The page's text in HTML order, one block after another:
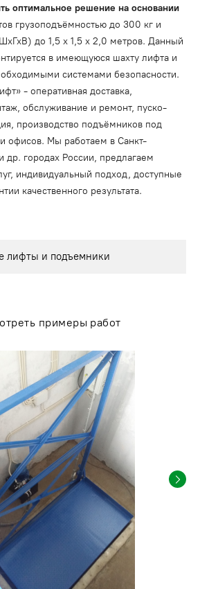
оптимальное решение на основании
грузоподъёмностью до 300 кг и
до 1,5 x 1,5 x 2,0 метров. Данный
в имеющуюся шахту лифта и
системами безопасности.
- оперативная доставка,
обслуживание и ремонт, пуско-
производство подъёмников под
офисов. Мы работаем в Санкт-
др. городах России, предлагаем
индивидуальный подход, доступные
качественного результата.
лифты и подъемники
примеры работ